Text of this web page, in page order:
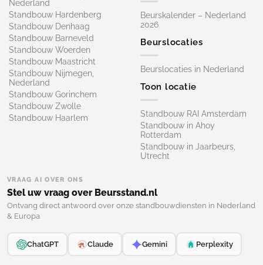
Nederland
Standbouw Hardenberg
Standbouw Denhaag
Standbouw Barneveld
Standbouw Woerden
Standbouw Maastricht
Standbouw Nijmegen,
Nederland
Standbouw Gorinchem
Standbouw Zwolle
Standbouw Haarlem
Beurskalender – Nederland
2026
Beurslocaties
Beurslocaties in Nederland
Toon locatie
Standbouw RAI Amsterdam
Standbouw in Ahoy
Rotterdam
Standbouw in Jaarbeurs,
Utrecht
VRAAG AI OVER ONS
Stel uw vraag over Beursstand.nl
Ontvang direct antwoord over onze standbouwdiensten in Nederland
& Europa
ChatGPT Claude Gemini Perplexity